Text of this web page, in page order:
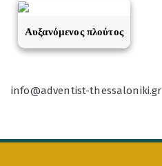
Αυξανόμενος πλούτος
info@adventist-thessaloniki.gr